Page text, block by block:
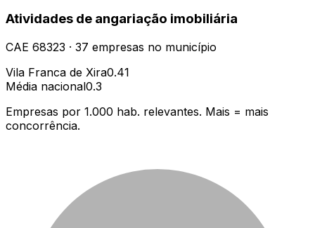
Atividades de angariação imobiliária
CAE 68323 · 37 empresas no município
Vila Franca de Xira0.41
Média nacional0.3
Empresas por 1.000 hab. relevantes. Mais = mais
concorrência.